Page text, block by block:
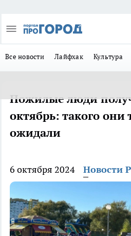
Все новости Лайфхак Культура
Пожилые люди
октябрь: такого они
ожидали
6 октября 2024 Новости